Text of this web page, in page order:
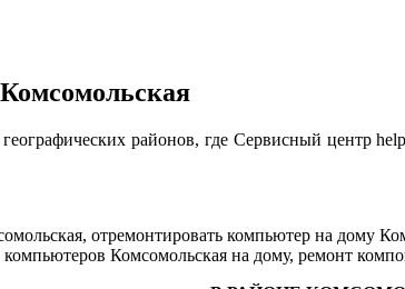
районов, где Сервисный центр